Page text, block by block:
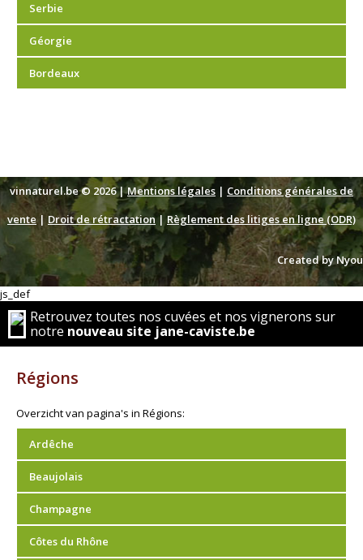
Serbie
Géorgie
Bordeaux
vinnaturel.be © 2026 |Mentions légales | Conditions générales de
vente| Droit de rétractation| Règlement des litiges en ligne (ODR)
Created by Nyou
js_def
Retrouvez toutes nos cuvées et nos vignerons sur
notre nouveau site jane-caviste.be
Régions
Overzicht van pagina's in Régions:
Ardêche
Beaujolais
Champagne
Côtes du Rhône